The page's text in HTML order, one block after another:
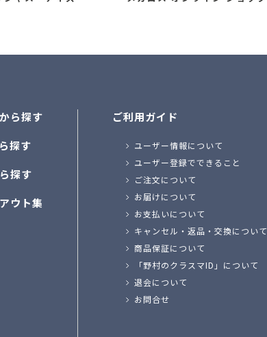
ら探す
探す
探す
ウト集
ご利用ガイド
ユーザー情報について
ユーザー登録でできること
ご注文について
お届けについて
お支払いについて
キャンセル・返品・交換について
商品保証について
「野村のクラスマID」について
退会について
お問合せ